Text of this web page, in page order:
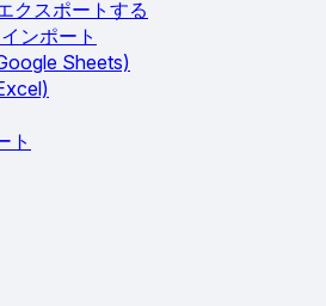
クスポートする
ンポート
Sheets)
ト